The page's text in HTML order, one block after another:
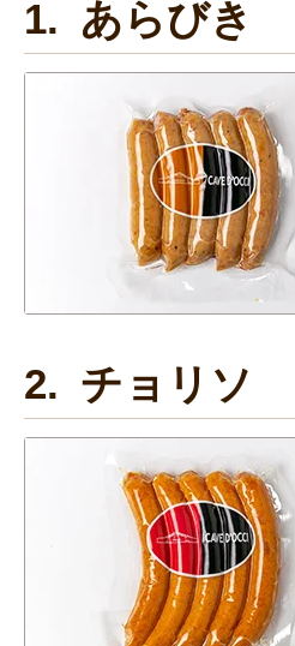
1. あらびき
2. チョリソ